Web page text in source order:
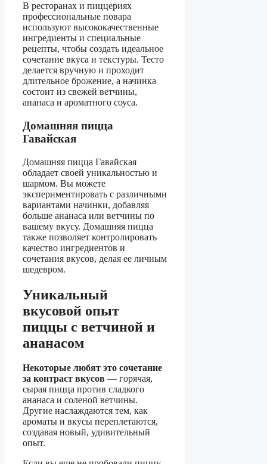
В ресторанах и пиццериях
профессиональные повара
используют высококачественные
ингредиенты и специальные
рецепты, чтобы создать идеальное
сочетание вкуса и текстуры. Тесто
делается вручную и проходит
длительное брожение, а начинка
состоит из свежей ветчины,
ананаса и ароматного соуса.
Домашняя пицца
Гавайская
Домашняя пицца Гавайская
обладает своей уникальностью и
шармом. Вы можете
экспериментировать с различными
вариантами начинки, добавляя
больше ананаса или ветчины по
вашему вкусу. Домашняя пицца
также позволяет контролировать
качество ингредиентов и
сочетания вкусов, делая ее личным
шедевром.
Уникальный
вкусовой опыт
пиццы с ветчиной и
ананасом
Некоторые любят это сочетание
за контраст вкусов — горячая,
сырая пицца против сладкого
ананаса и соленой ветчины.
Другие наслаждаются тем, как
ароматы и вкусы переплетаются,
создавая новый, удивительный
опыт.